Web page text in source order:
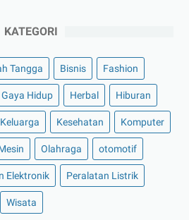
KATEGORI
Tangga Bisnis Fashion
Gaya Hidup Herbal Hiburan
Keluarga Kesehatan Komputer
Olahraga otomotif
Elektronik Peralatan Listrik
Wisata